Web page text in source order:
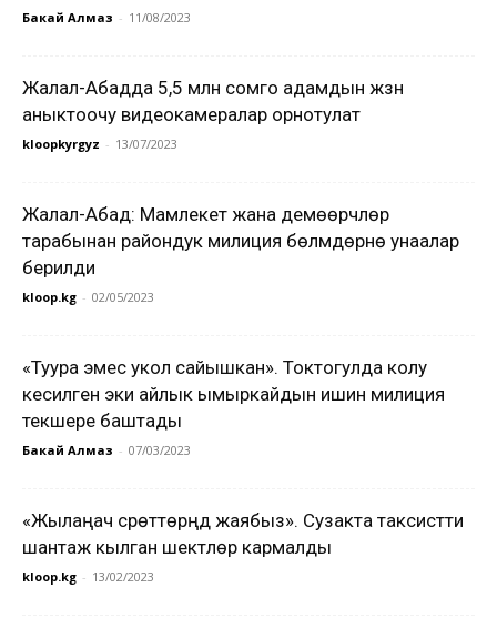
Бакай Алмаз - 11/08/2023
Жалал-Абадда 5,5 млн сомго адамдын жүзүн
аныктоочу видеокамералар орнотулат
kloopkyrgyz - 13/07/2023
Жалал-Абад: Мамлекет жана демөөрчүлөр
тарабынан райондук милиция бөлүмдөрүнө унаалар
берилди
kloop.kg - 02/05/2023
«Туура эмес укол сайышкан». Токтогулда колу
кесилген эки айлык ымыркайдын ишин милиция
текшере баштады
Бакай Алмаз - 07/03/2023
«Жылаңач сүрөттөрүңдү жаябыз». Сузакта таксистти
шантаж кылган шектүүлөр кармалды
kloop.kg - 13/02/2023